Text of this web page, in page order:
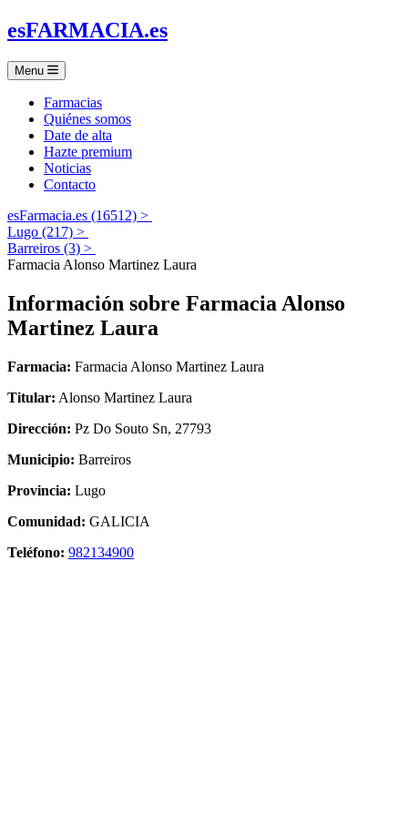
esFARMACIA.es
Menu
Farmacias
Quiénes somos
Date de alta
Hazte premium
Noticias
Contacto
esFarmacia.es (16512) >
Lugo (217) >
Barreiros (3) >
Farmacia Alonso Martinez Laura
Información sobre Farmacia Alonso
Martinez Laura
Farmacia: Farmacia Alonso Martinez Laura
Titular: Alonso Martinez Laura
Dirección: Pz Do Souto Sn, 27793
Municipio: Barreiros
Provincia: Lugo
Comunidad: GALICIA
Teléfono: 982134900